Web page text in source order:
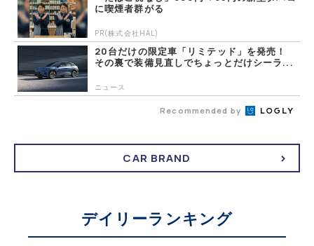
に喫煙者群がる
PR(株式会社HAL)
20台だけの限定車「リミテッド」を発売！
その裏で装備見直しでちょっとだけシーラ...
ニュース
Recommended by
CAR BRAND
デイリーランキング